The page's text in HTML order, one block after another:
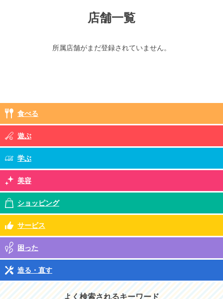
店舗一覧
所属店舗がまだ登録されていません。
食べる
遊ぶ
学ぶ
美容
ショッピング
サービス
困った
造る・直す
よく検索されるキーワード